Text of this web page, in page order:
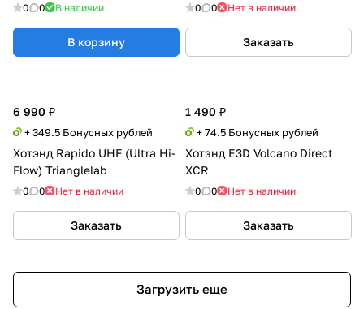
0 0 В наличии
В корзину
0 0 Нет в наличии
Заказать
6 990 ₽
+ 349.5 Бонусных рублей
Хотэнд Rapido UHF (Ultra Hi-
Flow) Trianglelab
0 0 Нет в наличии
Заказать
1 490 ₽
+ 74.5 Бонусных рублей
Хотэнд E3D Volcano Direct
XCR
0 0 Нет в наличии
Заказать
Загрузить еще